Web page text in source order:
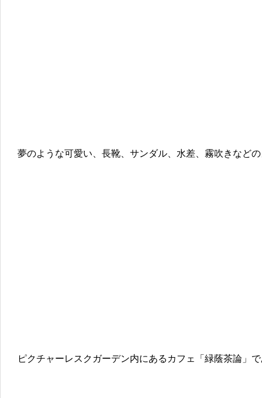
夢のような可愛い、長靴、サンダル、水差、霧吹きなど
ピクチャーレスクガーデン内にあるカフェ「緑蔭茶論」